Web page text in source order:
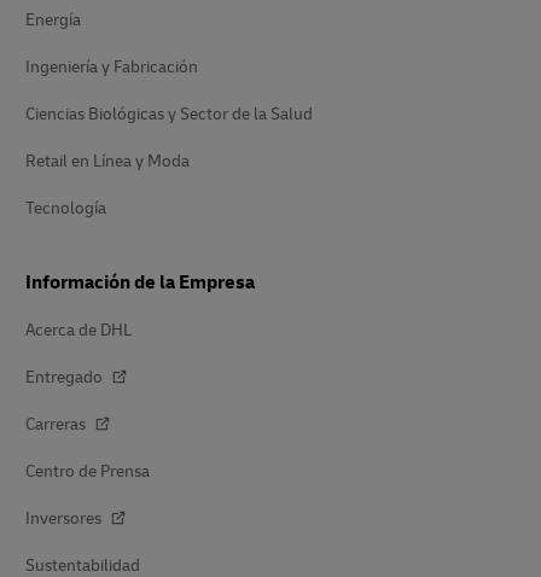
Energía
Ingeniería y Fabricación
Ciencias Biológicas y Sector de la Salud
Retail en Línea y Moda
Tecnología
Información de la Empresa
Acerca de DHL
Entregado
Carreras
Centro de Prensa
Inversores
Sustentabilidad